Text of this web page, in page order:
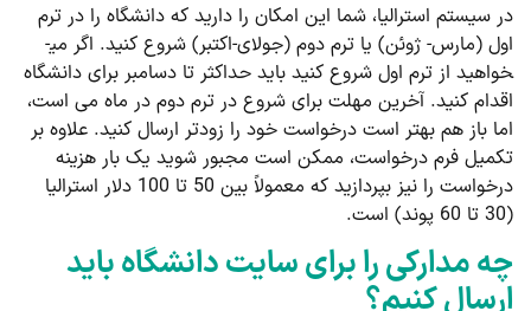
در سیستم استرالیا، شما این امکان را دارید که دانشگاه را در ترم
اول (مارس- ژوئن) یا ترم دوم (جولای-اکتبر) شروع کنید. اگر می­
خواهید از ترم اول شروع کنید باید حداکثر تا دسامبر برای دانشگاه
اقدام کنید. آخرین مهلت برای شروع در ترم دوم در ماه می است،
اما باز هم بهتر است درخواست خود را زودتر ارسال کنید. علاوه بر
تکمیل فرم درخواست، ممکن است مجبور شوید یک بار هزینه
درخواست را نیز بپردازید که معمولاً بین 50 تا 100 دلار استرالیا
(30 تا 60 پوند) است.
چه مدارکی را برای سایت دانشگاه باید
ارسال کنیم؟